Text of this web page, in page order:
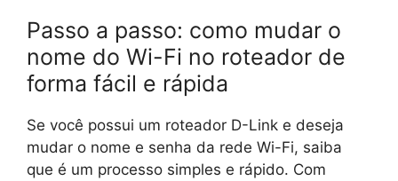
Passo a passo: como mudar o
nome do Wi-Fi no roteador de
forma fácil e rápida
Se você possui um roteador D-Link e deseja
mudar o nome e senha da rede Wi-Fi, saiba
que é um processo simples e rápido. Com